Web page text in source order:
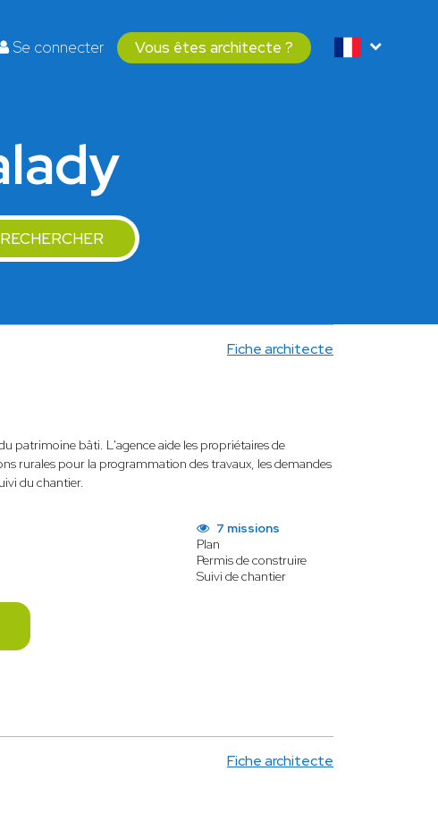
Se connecter Vous êtes architecte ?
RECHERCHER
Fiche architecte
patrimoine bâti. L'agence aide les propriétaires de
rurales pour la programmation des travaux, les demandes
du chantier.
7 missions
Plan
Permis de construire
Suivi de chantier
Fiche architecte